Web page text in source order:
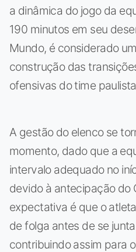
a dinâmica do jogo da
190 minutos em seu
Mundo, é considerado
construção das
ofensivas do time
A gestão do elenco se
momento, dado que a
intervalo adequado no
devido à antecipação do
expectativa é que o
de folga antes de se
contribuindo assim para